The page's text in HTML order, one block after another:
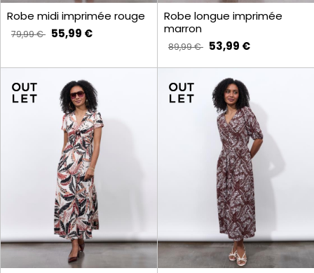
Robe midi imprimée rouge
79,99 € 55,99 €
Robe longue imprimée
marron
89,99 € 53,99 €